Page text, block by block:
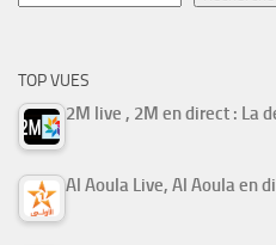
TOP VUES
2M live , 2M en direct : La
Al Aoula Live, Al Aoula en